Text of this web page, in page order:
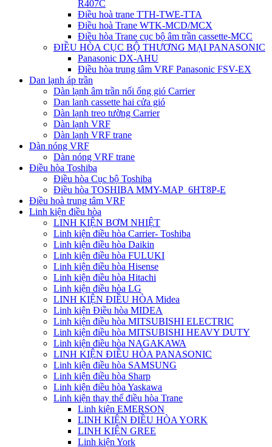
R407C
Điều hoà trane TTH-TWE-TTA
Điều hoà Trane WTK-MCD/MCX
Điều hòa Trane cục bộ âm trần cassette-MCC
ĐIỀU HÒA CỤC BỘ THƯƠNG MẠI PANASONIC
Panasonic DX-AHU
Điều hòa trung tâm VRF Panasonic FSV-EX
Dan lạnh áp trần
Dàn lạnh âm trần nối ống gió Carrier
Dan lanh cassette hai cửa gió
Dàn lạnh treo tường Carrier
Dàn lạnh VRF
Dàn lạnh VRF trane
Dàn nóng VRF
Dàn nóng VRF trane
Điều hòa Toshiba
Điều hòa Cục bộ Toshiba
Điều hòa TOSHIBA MMY-MAP_6HT8P-E
Điều hoà trung tâm VRF
Linh kiện điều hòa
LINH KIỆN BƠM NHIỆT
Linh kiện điều hòa Carrier- Toshiba
Linh kiện điều hòa Daikin
Linh kiện điều hòa FULUKI
Linh kiện điều hòa Hisense
Linh kiện điều hòa Hitachi
Linh kiện điều hòa LG
LINH KIỆN ĐIỀU HÒA Midea
Linh kiện Điều hòa MIDEA
Linh kiện điều hòa MITSUBISHI ELECTRIC
Linh kiện điều hòa MITSUBISHI HEAVY DUTY
Linh kiện điều hòa NAGAKAWA
LINH KIỆN ĐIỀU HÒA PANASONIC
Linh kiện điều hòa SAMSUNG
Linh kiện điều hòa Sharp
Linh kiện điều hòa Yaskawa
Linh kiện thay thế điều hòa Trane
Linh kiện EMERSON
LINH KIỆN ĐIỀU HÒA YORK
LINH KIỆN GREE
Linh kiện York